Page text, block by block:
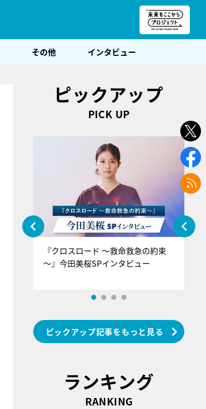
その他 インタビュー
ピックアップ
PICK UP
『クロスロード ～救命救急の約束
～』今田美桜SPインタビュー
ピックアップ記事をもっと見る
ランキング
RANKING